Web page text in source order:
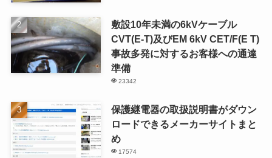
敷設10年未満の6kVケーブル
CVT(E-T)及びEM 6kV CET/F(E T)
事故多発に対するお客様への通達
準備
23342
保護継電器の取扱説明書がダウン
ロードできるメーカーサイトまと
め
17574